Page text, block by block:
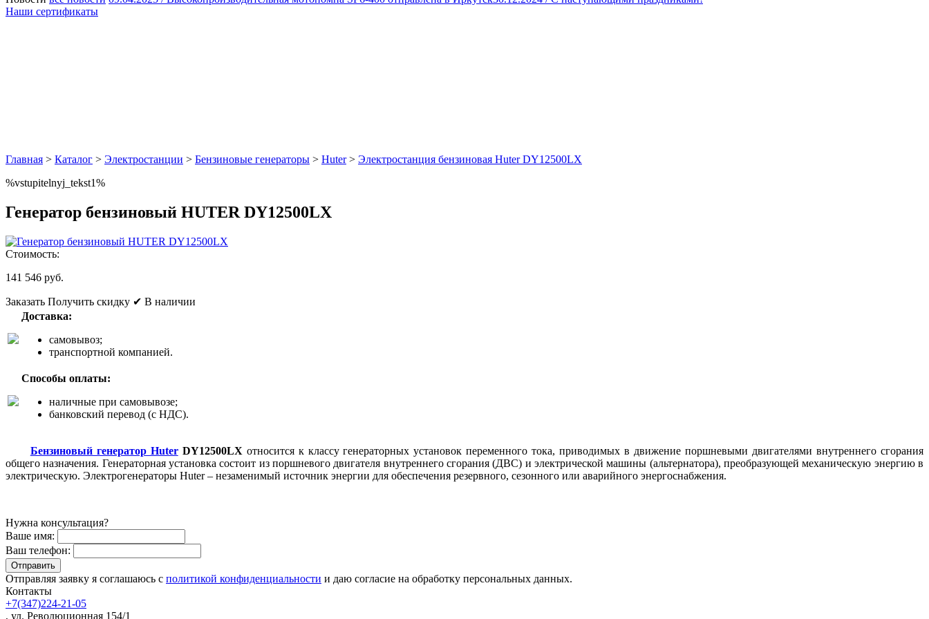
Наши сертификаты
Главная > Каталог > Электростанции > Бензиновые генераторы > Huter> Электростанция бензиновая Huter DY12500LХ
%vstupitelnyj_tekst1%
Генератор бензиновый HUTER DY12500LХ
Стоимость:
141 546 руб.
Заказать Получить скидку ✔ В наличии
Доставка:
самовывоз;
транспортной компанией.
Способы оплаты:
наличные при самовывозе;
банковский перевод (с НДС).
Бензиновый генератор HuterDY12500LX относится к классу генераторных установок переменного тока, приводимых в движение поршневыми двигателями внутреннего сгорания
общего назначения. Генераторная установка состоит из поршневого двигателя внутреннего сгорания (ДВС) и электрической машины (альтернатора), преобразующей механическую энергию в
электрическую. Электрогенераторы Huter – незаменимый источник энергии для обеспечения резервного, сезонного или аварийного энергоснабжения.
Нужна консультация?
Ваше имя:
Ваш телефон:
Отправляя заявку я соглашаюсь с политикой конфиденциальности и даю согласие на обработку персональных данных.
Контакты
+7(347)224-21-05
, ул. Революционная 154/1